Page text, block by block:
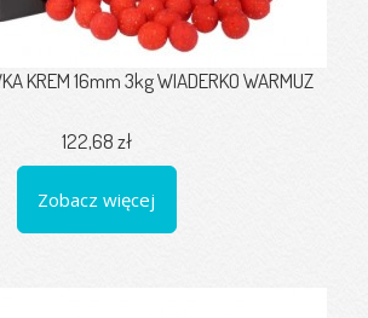
KREM 16mm 3kg WIADERKO WARMUZ
122,68 zł
Zobacz więcej